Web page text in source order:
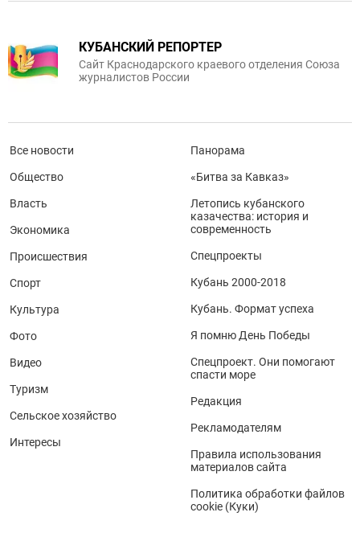
КУБАНСКИЙ РЕПОРТЕР
Сайт Краснодарского краевого отделения Союза
журналистов России
Все новости
Общество
Власть
Экономика
Происшествия
Спорт
Культура
Фото
Видео
Туризм
Сельское хозяйство
Интересы
Панорама
«Битва за Кавказ»
Летопись кубанского
казачества: история и
современность
Спецпроекты
Кубань 2000-2018
Кубань. Формат успеха
Я помню День Победы
Спецпроект. Они помогают
спасти море
Редакция
Рекламодателям
Правила использования
материалов сайта
Политика обработки файлов
cookie (Куки)